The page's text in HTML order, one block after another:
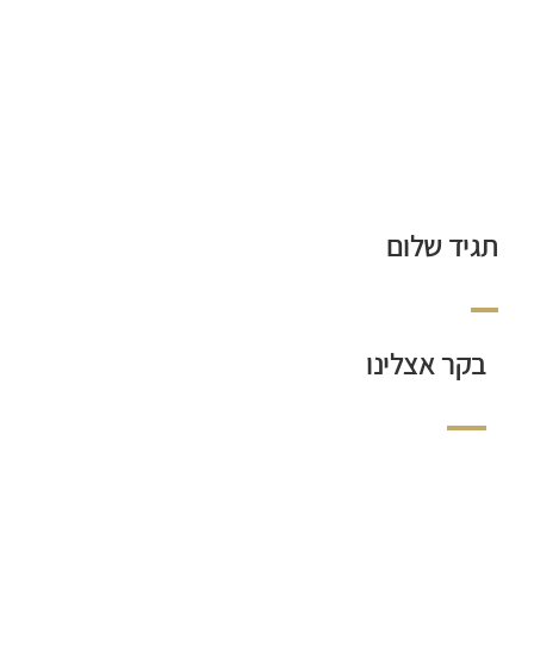
תגיד שלום
בקר אצלינו